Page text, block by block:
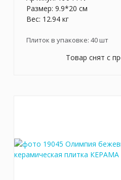
Размер: 9.9*20 см
Вес: 12.94 кг
Плиток в упаковке: 40шт
Товар снят с